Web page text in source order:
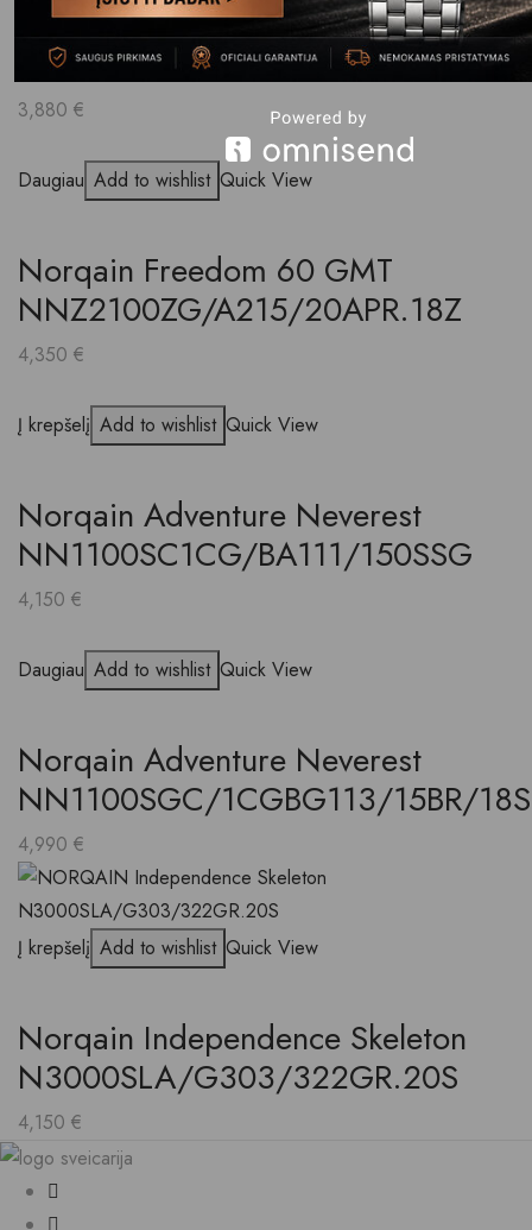
Norqain Adventure Neverest
NN1001SC3CA/GL101/150SS
3,880 €
Daugiau Add to wishlist Quick View
Norqain Freedom 60 GMT
NNZ2100ZG/A215/20APR.18Z
4,350 €
Į krepšelį Add to wishlist Quick View
Norqain Adventure Neverest
NN1100SC1CG/BA111/150SSG
4,150 €
Daugiau Add to wishlist Quick View
Norqain Adventure Neverest
NN1100SGC/1CGBG113/15BR/18S
4,990 €
Į krepšelį Add to wishlist Quick View
Norqain Independence Skeleton
N3000SLA/G303/322GR.20S
4,150 €